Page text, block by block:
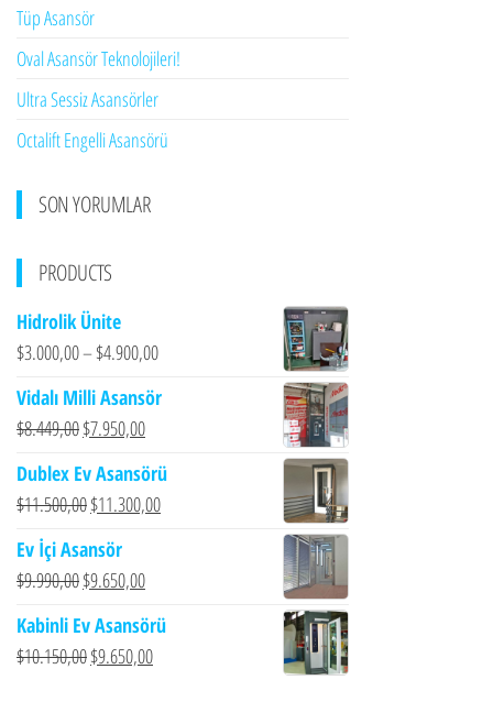
Tüp Asansör
Oval Asansör Teknolojileri!
Ultra Sessiz Asansörler
Octalift Engelli Asansörü
SON YORUMLAR
PRODUCTS
Hidrolik Ünite
$3.000,00–$4.900,00
Vidalı Milli Asansör
$8.449,00Orijinal
$8.449,00.
$7.950,00Şu
fiyat:
$7.950,00.
Dublex Ev Asansörü
$11.500,00Orijinal
$11.500,00.
$11.300,00Şu
Ev İçi Asansör
$9.990,00Orijinal
$9.990,00.
$9.650,00Şu
fiyat:
$9.650,00.
Kabinli Ev Asansörü
$10.150,00Orijinal
$9.650,00Şu